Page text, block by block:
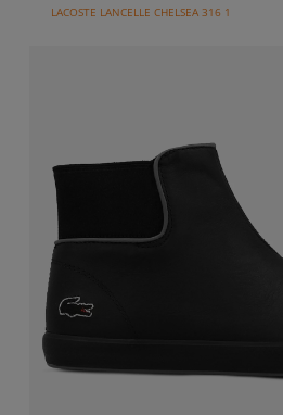
LACOSTE LANCELLE CHELSEA 316 1